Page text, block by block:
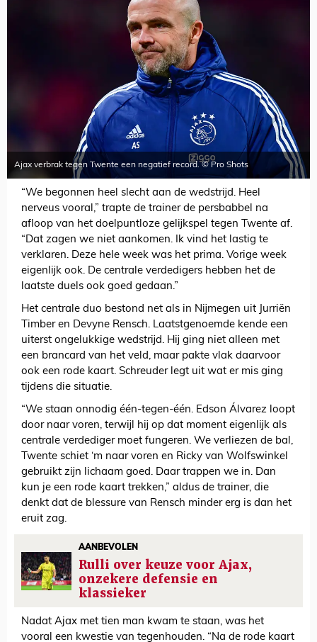
Ajax verbrak tegen Twente een negatief record. © Pro Shots
“We begonnen heel slecht aan de wedstrijd. Heel
nerveus vooral,” trapte de trainer de persbabbel na
afloop van het doelpuntloze gelijkspel tegen Twente af.
“Dat zagen we niet aankomen. Ik vind het lastig te
verklaren. Deze hele week was het prima. Vorige week
eigenlijk ook. De centrale verdedigers hebben het de
laatste duels ook goed gedaan.”
Het centrale duo bestond net als in Nijmegen uit Jurriën
Timber en Devyne Rensch. Laatstgenoemde kende een
uiterst ongelukkige wedstrijd. Hij ging niet alleen met
een brancard van het veld, maar pakte vlak daarvoor
ook een rode kaart. Schreuder legt uit wat er mis ging
tijdens die situatie.
“We staan onnodig één-tegen-één. Edson Álvarez loopt
door naar voren, terwijl hij op dat moment eigenlijk als
centrale verdediger moet fungeren. We verliezen de bal,
Twente schiet ‘m naar voren en Ricky van Wolfswinkel
gebruikt zijn lichaam goed. Daar trappen we in. Dan
kun je een rode kaart trekken,” aldus de trainer, die
denkt dat de blessure van Rensch minder erg is dan het
eruit zag.
AANBEVOLEN
Rulli over keuze voor Ajax,
onzekere defensie en
klassieker
Nadat Ajax met tien man kwam te staan, was het
vooral een kwestie van tegenhouden. “Na de rode kaart